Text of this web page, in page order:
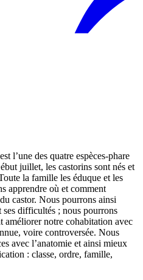
l’une des quatre espèces-phare
juillet, les castorins sont nés et
la famille les éduque et les
apprendre où et comment
castor. Nous pourrons ainsi
ses difficultés ; nous pourrons
améliorer notre cohabitation avec
voire controversée. Nous
avec l’anatomie et ainsi mieux
: classe, ordre, famille,